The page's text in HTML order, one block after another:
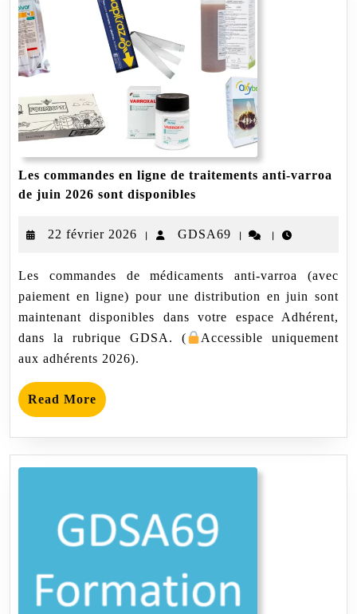
Les commandes en ligne de traitements anti-varroa
de juin 2026 sont disponibles
ligne
anti-
varroa
de
2026
22 février 2026
22
2026
| GDSA69 GDSA69
| |
Les commandes de médicaments anti-varroa (avec
paiement en ligne) pour une distribution en juin sont
maintenant disponibles dans votre espace Adhérent,
dans la rubrique GDSA. (
Accessible uniquement
aux adhérents 2026).
Read More Read
More